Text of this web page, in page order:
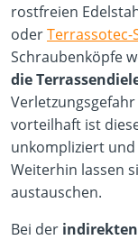
rostfreien
oderTerrassotec-
Schraubenköpfe
die
vorteilhaft ist
unkompliziert
Weiterhin lassen
austauschen.
Bei der